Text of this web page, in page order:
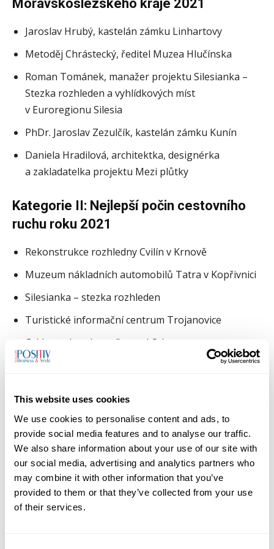
This website uses cookies
We use cookies to personalise content and ads, to
provide social media features and to analyse our traffic.
We also share information about your use of our site with
our social media, advertising and analytics partners who
may combine it with other information that you’ve
provided to them or that they’ve collected from your use
of their services.
Moravskoslezského kraje 2021
Jaroslav Hrubý, kastelán zámku Linhartovy
Metoděj Chrástecký, ředitel Muzea Hlučínska
Roman Tománek, manažer projektu Silesianka –
Stezka rozhleden a vyhlídkových míst
v Euroregionu Silesia
PhDr. Jaroslav Zezulčík, kastelán zámku Kunín
Daniela Hradilová, architektka, designérka
a zakladatelka projektu Mezi plůtky ​
Kategorie II: Nejlepší počin cestovního
ruchu roku 2021
Rekonstrukce rozhledny Cvilín v Krnově
Muzeum nákladních automobilů Tatra v Kopřivnici
Silesianka – stezka rozhleden
Turistické informační centrum Trojanovice
Cyklostezka v Jeseníku nad Odrou
trasa či naučná stezka
Moravskoslezského kraje 2021
Prales Mionší – vycházková trasa s průvodcem
Pohádková stezka ke Krtečkově studánce
Břidlicová stezka
Turistická trasa na Velký Roudný